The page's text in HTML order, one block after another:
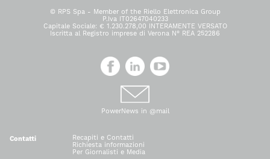
© RPS Spa - Member of the Riello Elettronica Group
P.Iva IT02647040233
Capitale Sociale: € 1.230.278,00 INTERAMENTE VERSATO
Iscritta al Registro imprese di Verona N° REA 252286
PowerNews in @mail
Contatti
Recapiti e Contatti
Richiesta informazioni
Per Giornalisti e Media